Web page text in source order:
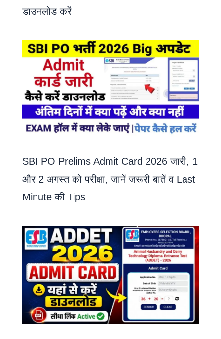
डाउनलोड करें
SBI PO Prelims Admit Card 2026 जारी, 1
और 2 अगस्त को परीक्षा, जानें जरूरी बातें व Last
Minute की Tips